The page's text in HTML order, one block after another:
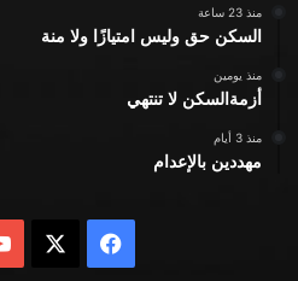
منذ 23 ساعة
السكن حق وليس امتيازًا ولا منة
منذ يومين
أزمةالسكن لا تنتهي
منذ 3 أيام
مهددين بالإعدام
فيسبوك